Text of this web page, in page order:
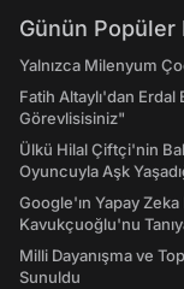
Günün Popüler
Yalnızca Milenyum
Fatih Altaylı'dan
Görevlisisiniz"
Ülkü Hilal Çiftçi'nin
Oyuncuyla Aşk
Google'ın Yapay
Kavukçuoğlu'nu
Milli Dayanışma ve
Sunuldu